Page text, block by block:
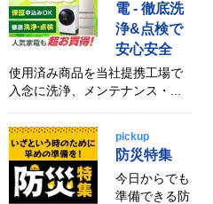
電 - 徹底洗
浄&点検で
安心安全
使用済み商品を当社提携工場で
入念に洗浄、メンテナンス・...
pickup
防災特集
今日からでも
準備できる防